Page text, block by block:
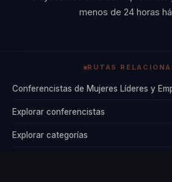
inspiradora. Su
por el
Tecnológico de
complementa su
menos de 24 horas
RUTAS
Conferencistas de Mujeres Líderes y
Explorar conferencistas
Explorar categorías